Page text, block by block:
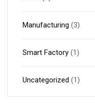
Manufacturing (3)
Smart Factory (1)
Uncategorized (1)